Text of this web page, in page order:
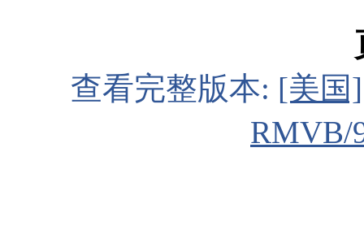
查看完整版本: [美国
RMVB/